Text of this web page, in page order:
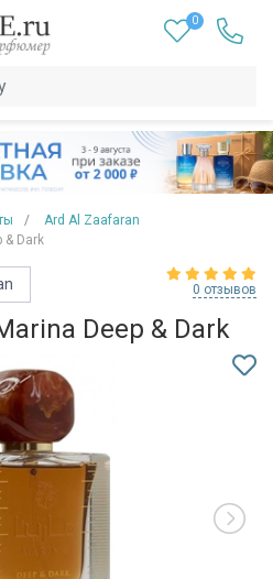
0
Ard Al Zaafaran
& Dark
0 отзывов
Deep & Dark